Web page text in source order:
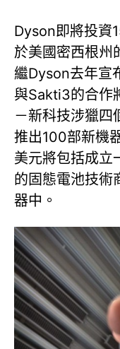
Dyson即將投資
於美國密西根州
繼Dyson去年宣
與Sakti3的合作
－新科技涉獵四
推出100部新機
美元將包括成立
的固態電池技術
器中。